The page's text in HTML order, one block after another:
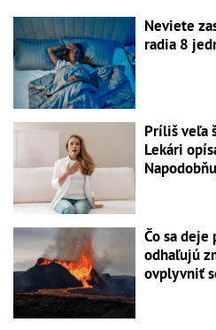
Neviete
radia 8
Príliš veľa
Lekári
Čo sa deje
odhaľujú
ovplyvniť